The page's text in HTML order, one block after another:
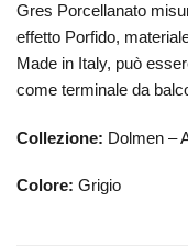
Gres Porcellanato
effetto Porfido,
Made in Italy, può
come terminale da
Collezione: Dolmen –
Colore: Grigio